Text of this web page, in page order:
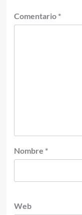
Comentario *
Nombre *
Web